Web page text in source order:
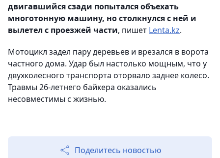
двигавшийся сзади попытался объехать
многотонную машину, но столкнулся с ней и
вылетел с проезжей части, пишет Lenta.kz.
Мотоцикл задел пару деревьев и врезался в ворота
частного дома. Удар был настолько мощным, что у
двухколесного транспорта оторвало заднее колесо.
Травмы 26-летнего байкера оказались
несовместимы с жизнью.
Поделитесь новостью